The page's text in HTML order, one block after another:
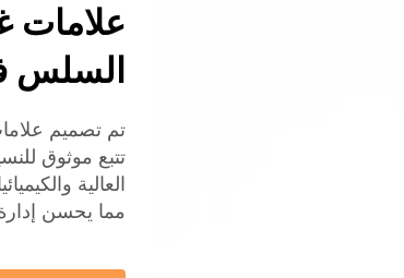
السلس
تتبع موثوق
العالية
مما يحسن